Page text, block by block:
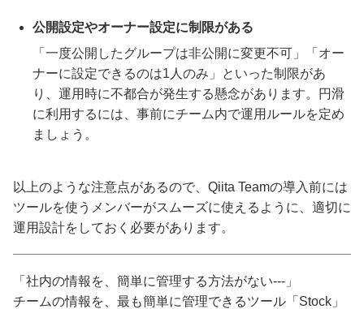
公開設定やオーナー設定に制限がある
「一度公開したグループは非公開に変更不可」「オー
ナーに設定できるのは1人のみ」といった制限があ
り、運用時に不都合が発生する懸念があります。円滑
に利用するには、事前にチーム内で運用ルールを定め
ましょう。
以上のような注意点があるので、Qiita Teamの導入前には
ツールを使うメンバーがスムーズに使えるように、適切に
運用設計をしておく必要があります。
「社内の情報を、簡単に管理する方法がない---」
チームの情報を、最も簡単に管理できるツール「Stock」